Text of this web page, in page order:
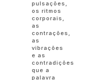
pulsações,
os ritmos
corporais,
as
contrações,
as
vibrações
e as
contradições
que a
palavra